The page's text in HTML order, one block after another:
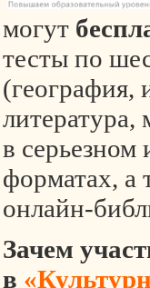
могут
тесты по
(география,
в серьезном
форматах, а
онлайн-
Зачем
в